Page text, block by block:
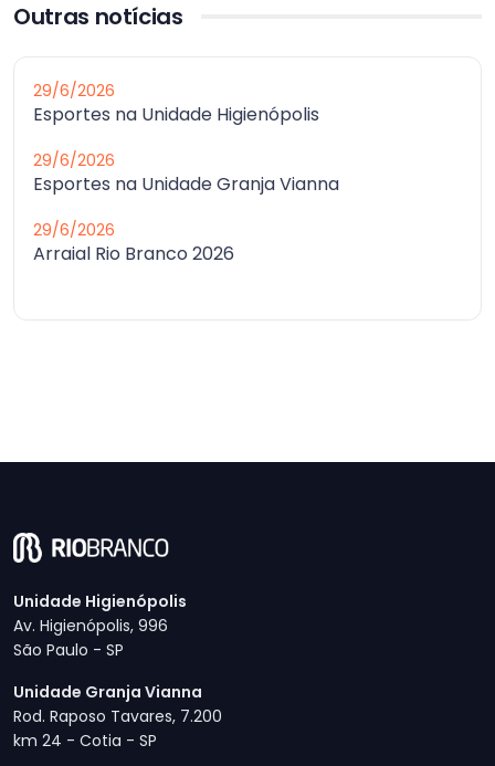
Outras notícias
29/6/2026
Esportes na Unidade Higienópolis
29/6/2026
Esportes na Unidade Granja Vianna
29/6/2026
Arraial Rio Branco 2026
Unidade Higienópolis
Av. Higienópolis, 996
São Paulo - SP
Unidade Granja Vianna
Rod. Raposo Tavares, 7.200
km 24 - Cotia - SP